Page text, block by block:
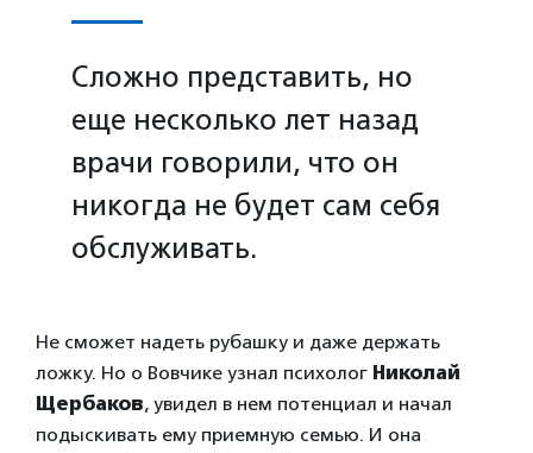
Сложно представить, но
еще несколько лет назад
врачи говорили, что он
никогда не будет сам себя
обслуживать.
Не сможет надеть рубашку и даже держать
ложку. Но о Вовчике узнал психолог Николай
Щербаков, увидел в нем потенциал и начал
подыскивать ему приемную семью. И она